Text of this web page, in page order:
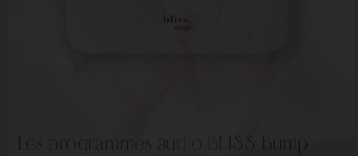
Les programmes audio BLISS Bump :